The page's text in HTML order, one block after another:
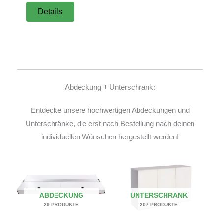
Details
Abdeckung + Unterschrank:
Entdecke unsere hochwertigen Abdeckungen und
Unterschränke, die erst nach Bestellung nach deinen
individuellen Wünschen hergestellt werden!
ABDECKUNG
29 PRODUKTE
UNTERSCHRANK
207 PRODUKTE